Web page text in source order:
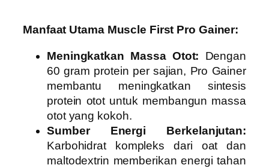
Manfaat Utama Muscle First Pro Gainer:
Meningkatkan Massa Otot: Dengan
60 gram protein per sajian, Pro Gainer
membantu meningkatkan sintesis
protein otot untuk membangun massa
otot yang kokoh.
Sumber Energi Berkelanjutan:
Karbohidrat kompleks dari oat dan
maltodextrin memberikan energi tahan